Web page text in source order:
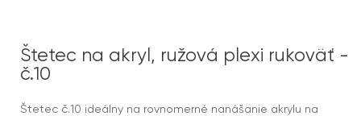
Štetec na akryl, ružová plexi rukoväť -
č.10
Štetec č.10 ideálny na rovnomerné nanášanie akrylu na